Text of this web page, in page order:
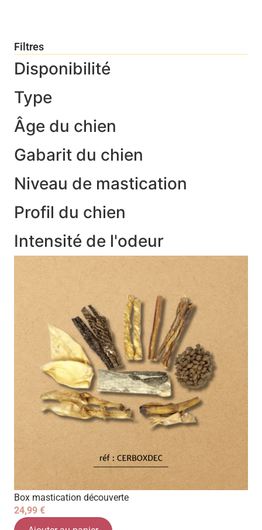
Filtres
Disponibilité
Type
Âge du chien
Gabarit du chien
Niveau de mastication
Profil du chien
Intensité de l'odeur
Box mastication découverte
24,99 €